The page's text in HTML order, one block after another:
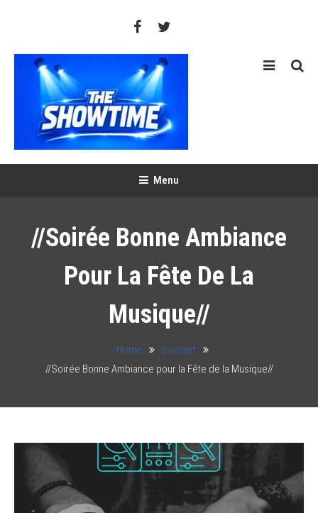
Menu
//Soirée Bonne Ambiance
Pour La Fête De La
Musique//
Home
concert
//Soirée Bonne Ambiance pour la Fête de la Musique//